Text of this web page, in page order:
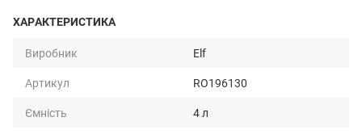
ХАРАКТЕРИСТИКА
Виробник
Elf
Артикул
RO196130
Ємність
4 л